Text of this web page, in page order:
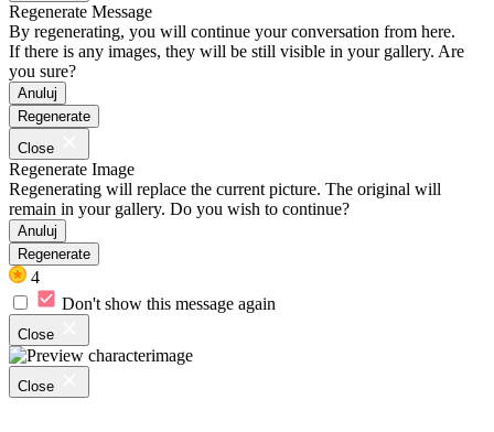
Regenerate Message
By regenerating, you will continue your conversation from here.
If there is any images, they will be still visible in your gallery. Are
you sure?
Anuluj
Regenerate
Close
Regenerate Image
Regenerating will replace the current picture. The original will
remain in your gallery. Do you wish to continue?
Anuluj
Regenerate
4
Don't show this message again
Close
Close